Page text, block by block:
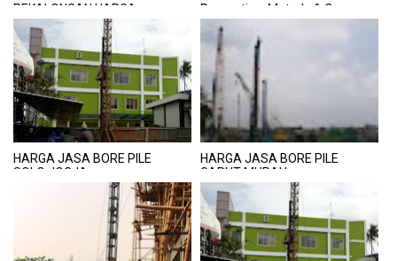
PEKALONGAN HARGA
TERJANGKAU
Pengertian, Metode & Cara
Perhitungan Harga Per Meter
HARGA JASA BORE PILE
SOLO JOGJA
HARGA JASA BORE PILE
GARUT MURAH